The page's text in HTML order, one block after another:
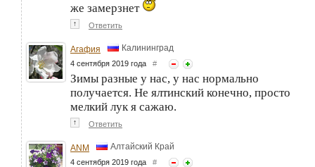
же замерзнет
↑ Ответить
Агафия Калининград
4 сентября 2019 года #
Зимы разные у нас, у нас нормально
получается. Не ялтинский конечно, просто
мелкий лук я сажаю.
↑ Ответить
ANM Алтайский Край
4 сентября 2019 года #